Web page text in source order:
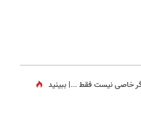
خاصی نیست فقط ...|‌ ببینید